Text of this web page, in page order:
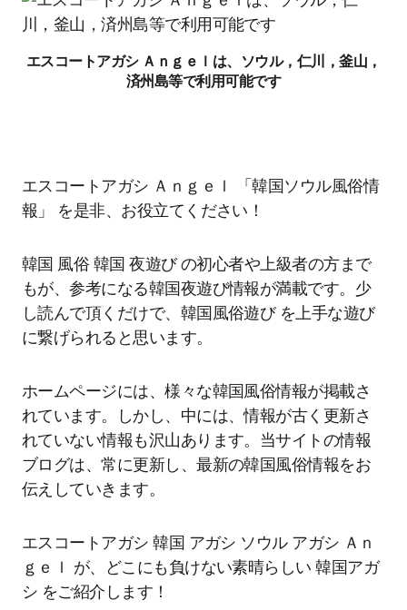
エスコートアガシ Ａｎｇｅｌは、ソウル，仁川，釜山，
済州島等で利用可能です
エスコートアガシ Ａｎｇｅｌ 「韓国ソウル風俗情
報」 を是非、お役立てください！
韓国 風俗 韓国 夜遊び の初心者や上級者の方まで
もが、参考になる韓国夜遊び情報が満載です。少
し読んで頂くだけで、韓国風俗遊び を上手な遊び
に繋げられると思います。
ホームページには、様々な韓国風俗情報が掲載さ
れています。しかし、中には、情報が古く更新さ
れていない情報も沢山あります。当サイトの情報
ブログは、常に更新し、最新の韓国風俗情報をお
伝えしていきます。
エスコートアガシ 韓国 アガシ ソウル アガシ Ａｎ
ｇｅｌ が、どこにも負けない素晴らしい 韓国アガ
シ をご紹介します！